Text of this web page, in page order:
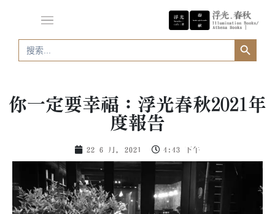
Search
for:
Search Button
你一定要幸福：浮光春秋2021年
度報告
22 6 月, 2021 4:43 下午